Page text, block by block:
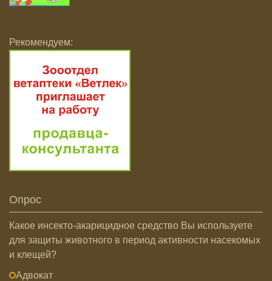
Рекомендуем:
Опрос
Какое инсекто-акарицидное средство Вы используете
для защиты животного в период активности насекомых
и клещей?
Адвокат